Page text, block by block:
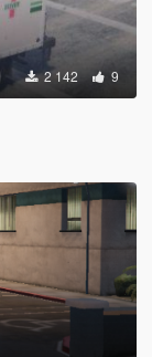
2 142 9